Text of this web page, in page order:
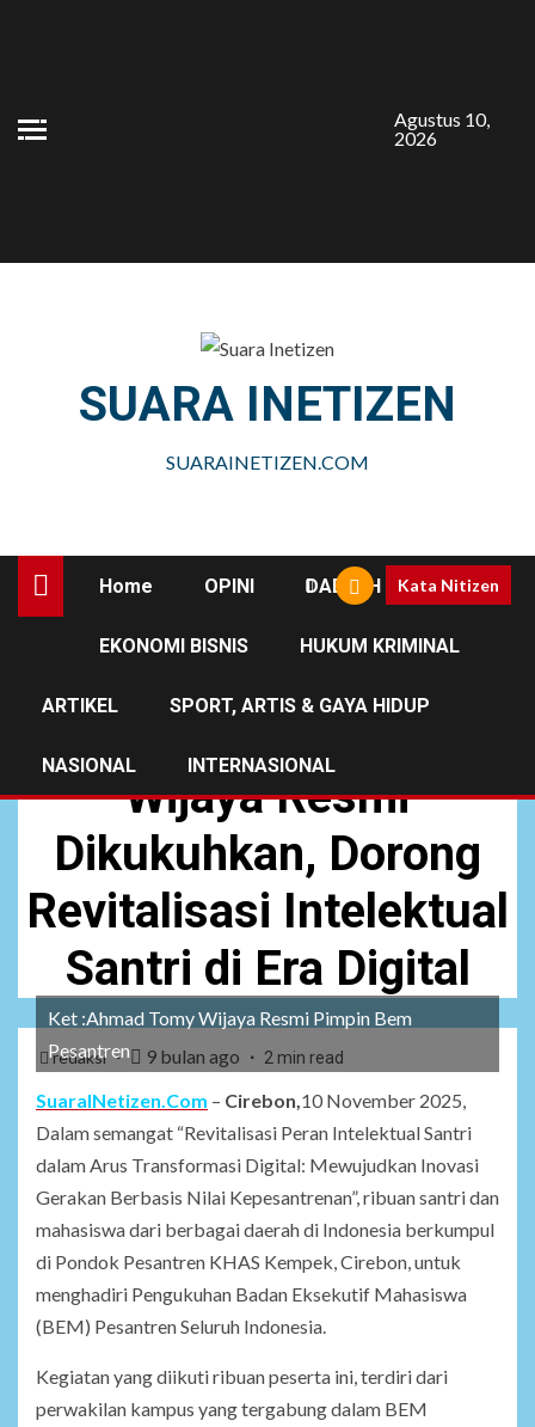
Agustus 10,
2026
SUARA INETIZEN
SUARAINETIZEN.COM
Home OPINI DAERAH
EKONOMI BISNIS HUKUM KRIMINAL
ARTIKEL SPORT, ARTIS & GAYA HIDUP
NASIONAL INTERNASIONAL
Kata Nitizen
Wijaya Resmi
Dikukuhkan, Dorong
Revitalisasi Intelektual
Santri di Era Digital
redaksi 9 bulan ago 2 min read
Ket :Ahmad Tomy Wijaya Resmi Pimpin Bem
Pesantren
SuaraINetizen.Com – Cirebon, 10 November 2025,
Dalam semangat “Revitalisasi Peran Intelektual Santri
dalam Arus Transformasi Digital: Mewujudkan Inovasi
Gerakan Berbasis Nilai Kepesantrenan”, ribuan santri dan
mahasiswa dari berbagai daerah di Indonesia berkumpul
di Pondok Pesantren KHAS Kempek, Cirebon, untuk
menghadiri Pengukuhan Badan Eksekutif Mahasiswa
(BEM) Pesantren Seluruh Indonesia.
Kegiatan yang diikuti ribuan peserta ini, terdiri dari
perwakilan kampus yang tergabung dalam BEM